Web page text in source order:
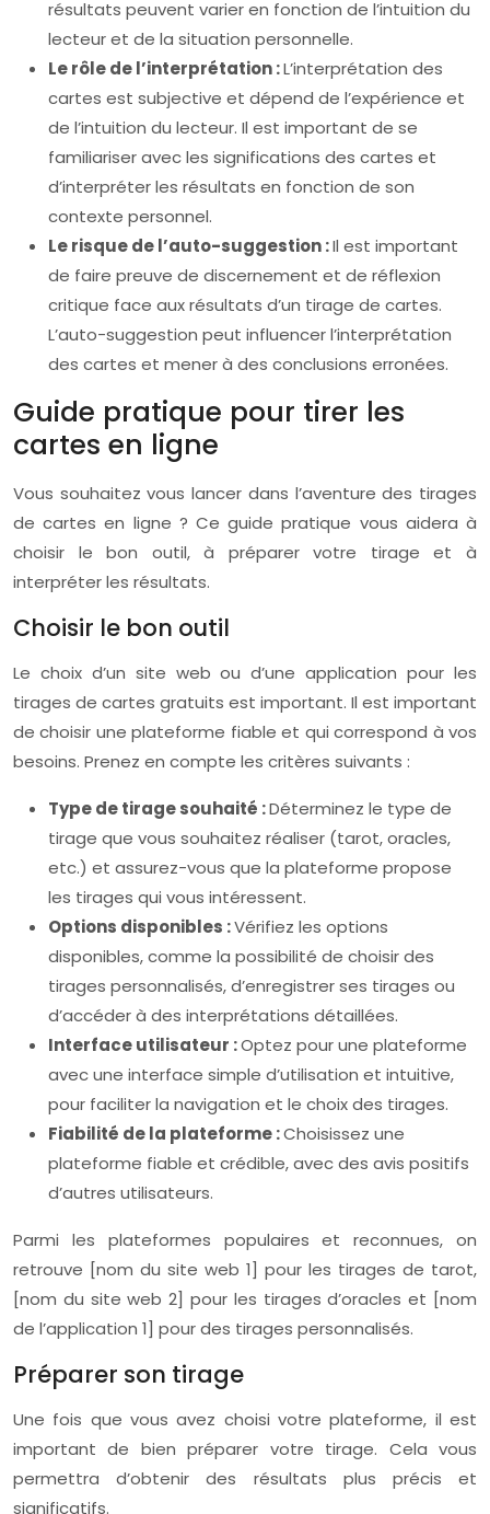
résultats peuvent varier en fonction de l’intuition du
lecteur et de la situation personnelle.
Le rôle de l’interprétation :L’interprétation des
cartes est subjective et dépend de l’expérience et
de l’intuition du lecteur. Il est important de se
familiariser avec les significations des cartes et
d’interpréter les résultats en fonction de son
contexte personnel.
Le risque de l’auto-suggestion :Il est important
de faire preuve de discernement et de réflexion
critique face aux résultats d’un tirage de cartes.
L’auto-suggestion peut influencer l’interprétation
des cartes et mener à des conclusions erronées.
Guide pratique pour tirer les
cartes en ligne
Vous souhaitez vous lancer dans l’aventure des tirages
de cartes en ligne ? Ce guide pratique vous aidera à
choisir le bon outil, à préparer votre tirage et à
interpréter les résultats.
Choisir le bon outil
Le choix d’un site web ou d’une application pour les
tirages de cartes gratuits est important. Il est important
de choisir une plateforme fiable et qui correspond à vos
besoins. Prenez en compte les critères suivants :
Type de tirage souhaité :Déterminez le type de
tirage que vous souhaitez réaliser (tarot, oracles,
etc.) et assurez-vous que la plateforme propose
les tirages qui vous intéressent.
Options disponibles :Vérifiez les options
disponibles, comme la possibilité de choisir des
tirages personnalisés, d’enregistrer ses tirages ou
d’accéder à des interprétations détaillées.
Interface utilisateur :Optez pour une plateforme
avec une interface simple d’utilisation et intuitive,
pour faciliter la navigation et le choix des tirages.
Fiabilité de la plateforme :Choisissez une
plateforme fiable et crédible, avec des avis positifs
d’autres utilisateurs.
Parmi les plateformes populaires et reconnues, on
retrouve [nom du site web 1] pour les tirages de tarot,
[nom du site web 2] pour les tirages d’oracles et [nom
de l’application 1] pour des tirages personnalisés.
Préparer son tirage
Une fois que vous avez choisi votre plateforme, il est
important de bien préparer votre tirage. Cela vous
permettra d’obtenir des résultats plus précis et
significatifs.